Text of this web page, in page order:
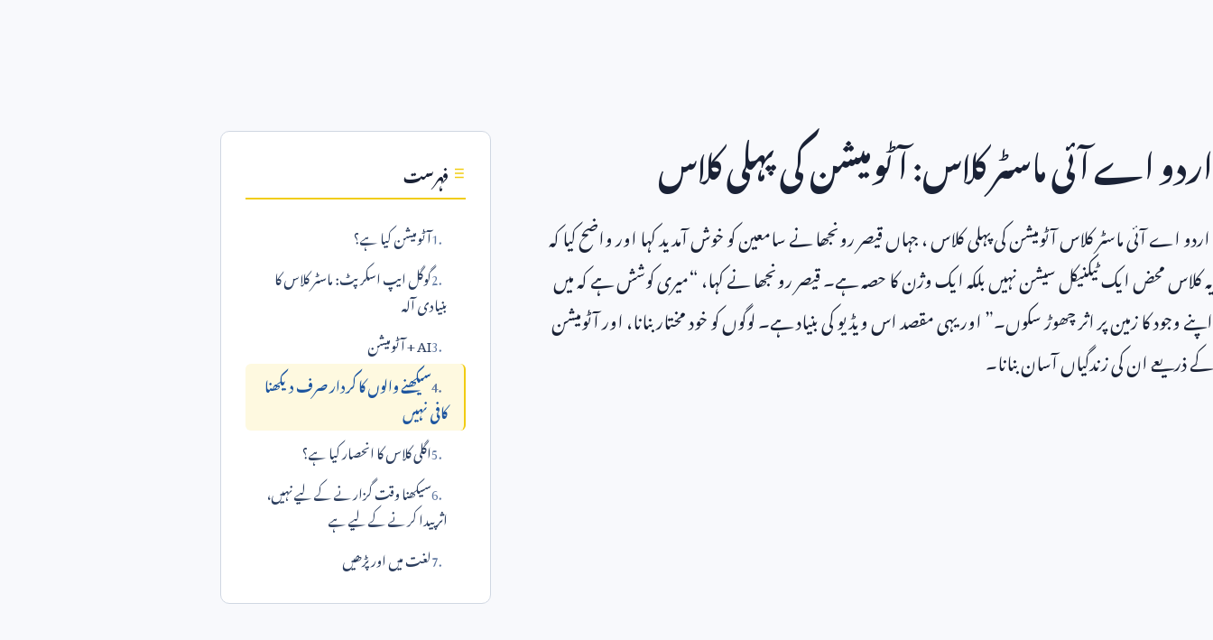
اردو اے آئی ماسٹر کلاس: آٹومیشن کی پہلی کلاس
اردو اے آئی ماسٹر کلاس آٹومیشن کی پہلی کلاس ، جہاں قیصر رونجھا نے سامعین کو خوش آمدید کہا اور واضح کیا کہ
یہ کلاس محض ایک ٹیکنیکل سیشن نہیں بلکہ ایک وژن کا حصہ ہے۔ قیصر رونجھا نے کہا، “میری کوشش ہے کہ میں
اپنے وجود کا زمین پر اثر چھوڑ سکوں۔” اور یہی مقصد اس ویڈیو کی بنیاد ہے۔ لوگوں کو خود مختار بنانا، اور آٹومیشن
کے ذریعے ان کی زندگیاں آسان بنانا۔
فہرست
آٹومیشن کیا ہے؟
گوگل ایپ اسکرپٹ: ماسٹر کلاس کا
بنیادی آلہ
AI + آٹومیشن
سیکھنے والوں کا کردار صرف دیکھنا
کافی نہیں
اگلی کلاس کا انحصار کیا ہے؟
سیکھنا وقت گزارنے کے لیے نہیں،
اثر پیدا کرنے کے لیے ہے
لغت میں اور پڑھیں